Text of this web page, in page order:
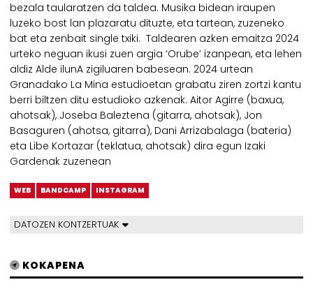
bezala taularatzen da taldea. Musika bidean iraupen
luzeko bost lan plazaratu dituzte, eta tartean, zuzeneko
bat eta zenbait single txiki. Taldearen azken emaitza 2024
urteko neguan ikusi zuen argia ‘Orube’ izanpean, eta lehen
aldiz Alde ilunA zigiluaren babesean. 2024 urtean
Granadako La Mina estudioetan grabatu ziren zortzi kantu
berri biltzen ditu estudioko azkenak. Aitor Agirre (baxua,
ahotsak), Joseba Baleztena (gitarra, ahotsak), Jon
Basaguren (ahotsa, gitarra), Dani Arrizabalaga (bateria)
eta Libe Kortazar (teklatua, ahotsak) dira egun Izaki
Gardenak zuzenean
WEB BANDCAMP INSTAGRAM
DATOZEN KONTZERTUAK
KOKAPENA